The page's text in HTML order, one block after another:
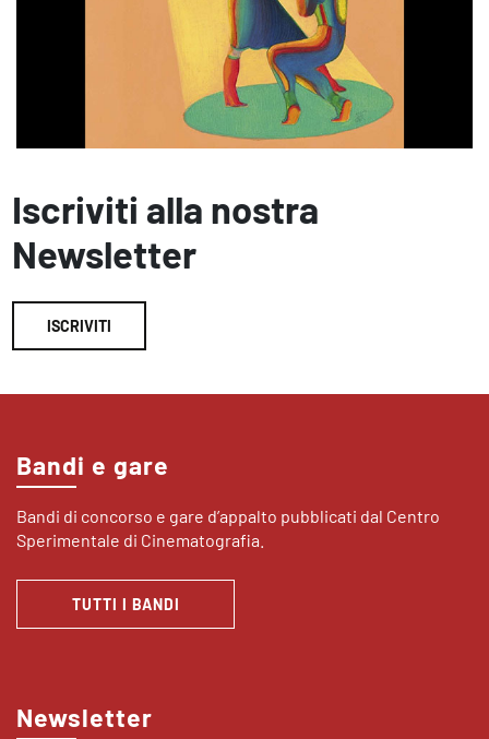
Iscriviti alla nostra
Newsletter
ISCRIVITI
Bandi e gare
Bandi di concorso e gare d’appalto pubblicati dal Centro
Sperimentale di Cinematografia.
TUTTI I BANDI
Newsletter